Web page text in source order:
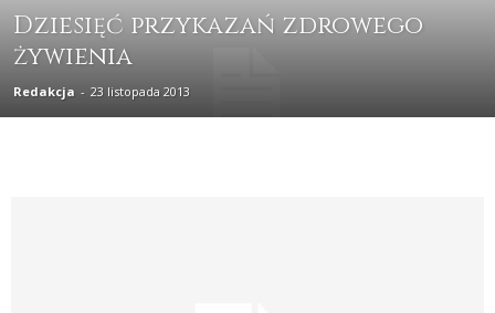
Dziesięć przykazań zdrowego
żywienia
Redakcja - 23 listopada 2013